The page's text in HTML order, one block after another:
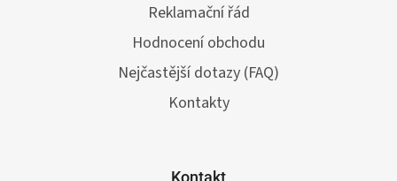
Reklamační řád
Hodnocení obchodu
Nejčastější dotazy (FAQ)
Kontakty
Kontakt